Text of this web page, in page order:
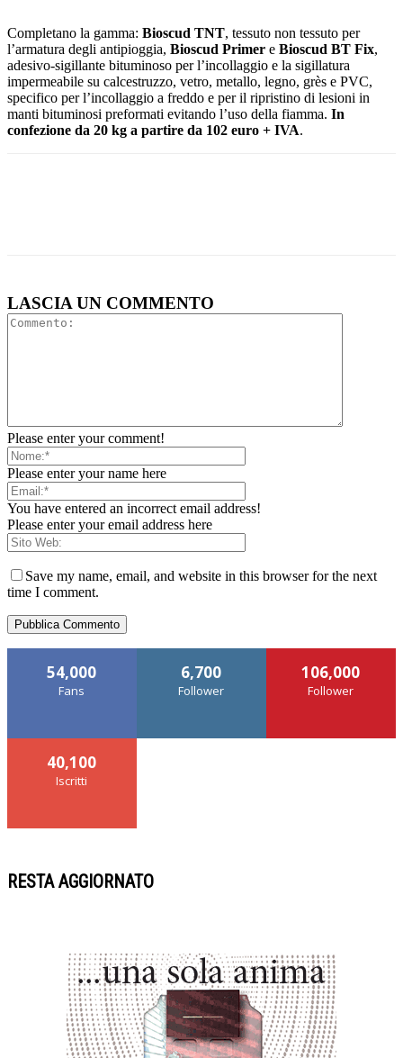
Completano la gamma: Bioscud TNT, tessuto non tessuto per
l’armatura degli antipioggia, Bioscud Primer e Bioscud BT Fix,
adesivo-sigillante bituminoso per l’incollaggio e la sigillatura
impermeabile su calcestruzzo, vetro, metallo, legno, grès e PVC,
specifico per l’incollaggio a freddo e per il ripristino di lesioni in
manti bituminosi preformati evitando l’uso della fiamma. In
confezione da 20 kg a partire da 102 euro + IVA.
LASCIA UN COMMENTO
Please enter your comment!
Please enter your name here
You have entered an incorrect email address!
Please enter your email address here
Save my name, email, and website in this browser for the next
time I comment.
54,000
Fans
6,700
Follower
106,000
Follower
40,100
Iscritti
RESTA AGGIORNATO